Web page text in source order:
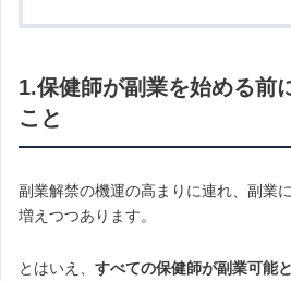
1.保健師が副業を始める前
こと
副業解禁の機運の高まりに連れ、副業
増えつつあります。
とはいえ、 すべての保健師が副業可能